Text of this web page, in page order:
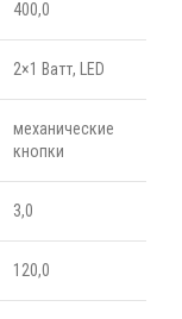
400,0
2×1 Ватт, LED
механические
кнопки
3,0
120,0